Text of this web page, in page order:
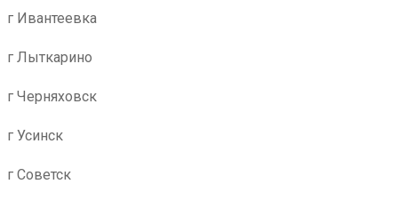
г Ивантеевка
г Лыткарино
г Черняховск
г Усинск
г Советск